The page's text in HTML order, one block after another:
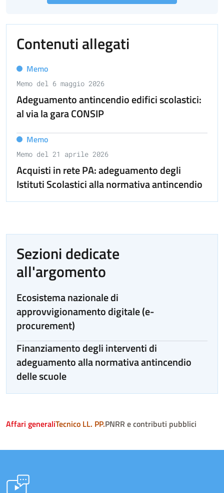
Contenuti allegati
Memo
Memo del 6 maggio 2026
Adeguamento antincendio edifici scolastici:
al via la gara CONSIP
Memo
Memo del 21 aprile 2026
Acquisti in rete PA: adeguamento degli
Istituti Scolastici alla normativa antincendio
Sezioni dedicate
all'argomento
Ecosistema nazionale di
approvvigionamento digitale (e-
procurement)
Finanziamento degli interventi di
adeguamento alla normativa antincendio
delle scuole
Affari generaliTecnico LL. PP.PNRR e contributi pubblici